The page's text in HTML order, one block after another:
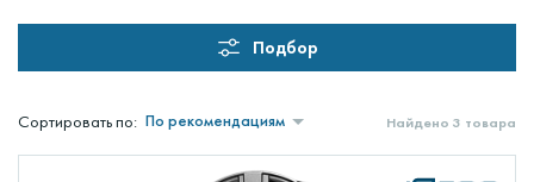
Подбор
Сортировать по: По рекомендациям Найдено 3 товара